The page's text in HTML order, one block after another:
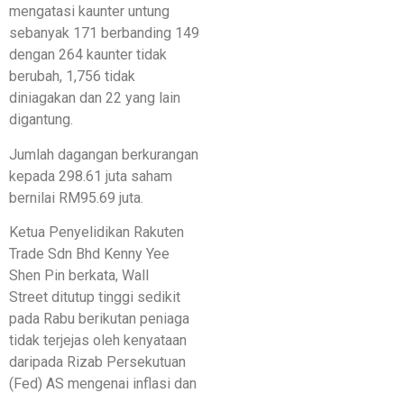
mengatasi kaunter untung
sebanyak 171 berbanding 149
dengan 264 kaunter tidak
berubah, 1,756 tidak
diniagakan dan 22 yang lain
digantung.
Jumlah dagangan berkurangan
kepada 298.61 juta saham
bernilai RM95.69 juta.
Ketua Penyelidikan Rakuten
Trade Sdn Bhd Kenny Yee
Shen Pin berkata, Wall
Street ditutup tinggi sedikit
pada Rabu berikutan peniaga
tidak terjejas oleh kenyataan
daripada Rizab Persekutuan
(Fed) AS mengenai inflasi dan